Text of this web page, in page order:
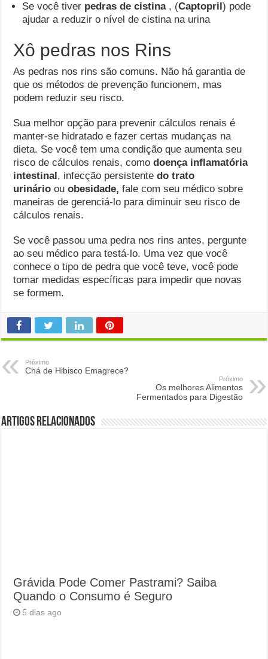
Se você tiver pedras de cistina, (Captopril) pode
ajudar a reduzir o nível de cistina na urina
Xô pedras nos Rins
As pedras nos rins são comuns. Não há garantia de
que os métodos de prevenção funcionem, mas
podem reduzir seu risco.
Sua melhor opção para prevenir cálculos renais é
manter-se hidratado e fazer certas mudanças na
dieta. Se você tem uma condição que aumenta seu
risco de cálculos renais, comodoença inflamatória
intestinal, infecção persistentedo trato
urinárioouobesidade, fale com seu médico sobre
maneiras de gerenciá-lo para diminuir seu risco de
cálculos renais.
Se você passou uma pedra nos rins antes, pergunte
ao seu médico para testá-lo. Uma vez que você
conhece o tipo de pedra que você teve, você pode
tomar medidas específicas para impedir que novas
se formem.
Próximo
Chá de Hibisco Emagrece?
Próximo
Os melhores Alimentos
Fermentados para Digestão
Artigos Relacionados
Grávida Pode Comer Pastrami? Saiba
Quando o Consumo é Seguro
5 dias ago